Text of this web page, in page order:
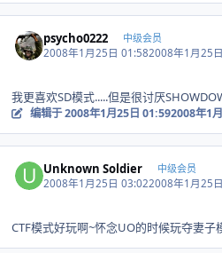
psycho0222 中级会员
2008年1月25日 01:582008年1月25日
我更喜欢SD模式.....但是很讨厌
编辑于2008年1月25日 01:592008年1
Unknown Soldier 中级会员
2008年1月25日 03:022008年1月25日
CTF模式好玩啊~怀念UO的时候玩夺妻子